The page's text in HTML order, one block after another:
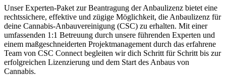
Unser Experten-Paket zur Beantragung der Anbaulizenz bietet eine
rechtssichere, effektive und zügige Möglichkeit, die Anbaulizenz für
deine Cannabis-Anbauvereinigung (CSC) zu erhalten. Mit einer
umfassenden 1:1 Betreuung durch unsere führenden Experten und
einem maßgeschneiderten Projektmanagement durch das erfahrene
Team von CSC Connect begleiten wir dich Schritt für Schritt bis zur
erfolgreichen Lizenzierung und dem Start des Anbaus von
Cannabis.